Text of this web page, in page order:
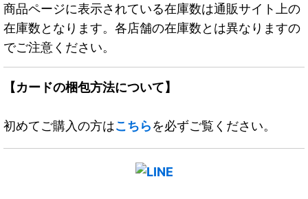
商品ページに表示されている在庫数は通販サイト上の
在庫数となります。各店舗の在庫数とは異なりますの
でご注意ください。
【カードの梱包方法について】
初めてご購入の方はこちらを必ずご覧ください。